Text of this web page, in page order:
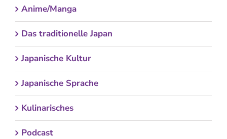
Anime/Manga
Das traditionelle Japan
Japanische Kultur
Japanische Sprache
Kulinarisches
Podcast